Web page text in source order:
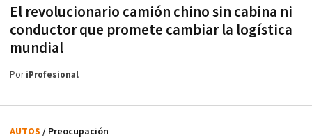
El revolucionario camión chino sin cabina ni
conductor que promete cambiar la logística
mundial
PoriProfesional
AUTOS / Preocupación